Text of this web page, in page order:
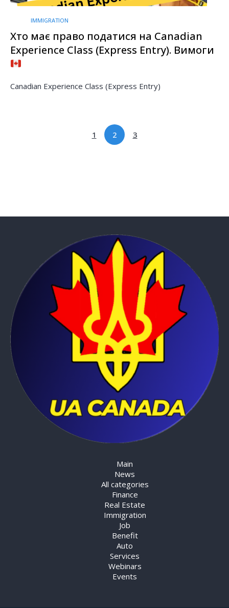
IMMIGRATION
Хто має право податися на Canadian
Experience Class (Express Entry). Вимоги
Canadian Experience Class (Express Entry)
1 2 3
Main
News
All categories
Finance
Real Estate
Immigration
Job
Benefit
Auto
Services
Webinars
Events